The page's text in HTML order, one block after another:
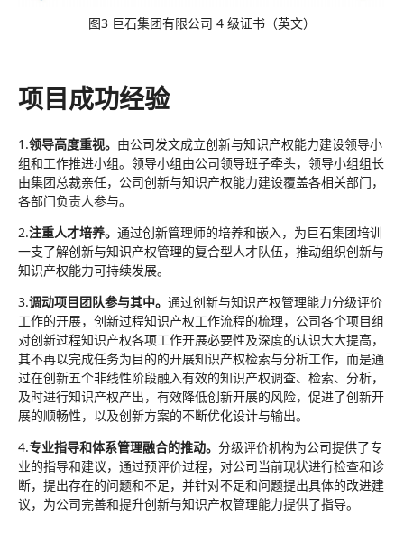
图3 巨石集团有限公司 4 级证书（英文）
项目成功经验
1.领导高度重视。 由公司发文成立创新与知识产权能力建设领导小
组和工作推进小组。领导小组由公司领导班子牵头，领导小组组长
由集团总裁亲任，公司创新与知识产权能力建设覆盖各相关部门，
各部门负责人参与。
2.注重人才培养。 通过创新管理师的培养和嵌入，为巨石集团培训
一支了解创新与知识产权管理的复合型人才队伍，推动组织创新与
知识产权能力可持续发展。
3.调动项目团队参与其中。 通过创新与知识产权管理能力分级评价
工作的开展，创新过程知识产权工作流程的梳理，公司各个项目组
对创新过程知识产权各项工作开展必要性及深度的认识大大提高，
其不再以完成任务为目的的开展知识产权检索与分析工作，而是通
过在创新五个非线性阶段融入有效的知识产权调查、检索、分析，
及时进行知识产权产出，有效降低创新开展的风险，促进了创新开
展的顺畅性，以及创新方案的不断优化设计与输出。
4.专业指导和体系管理融合的推动。 分级评价机构为公司提供了专
业的指导和建议，通过预评价过程，对公司当前现状进行检查和诊
断，提出存在的问题和不足，并针对不足和问题提出具体的改进建
议，为公司完善和提升创新与知识产权管理能力提供了指导。
友情链接